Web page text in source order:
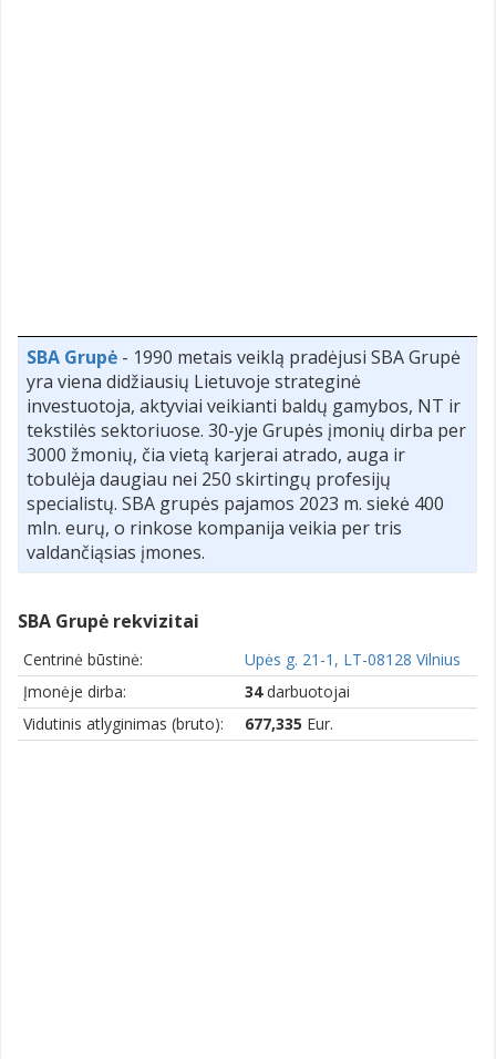
SBA Grupė - 1990 metais veiklą pradėjusi SBA Grupė
yra viena didžiausių Lietuvoje strateginė
investuotoja, aktyviai veikianti baldų gamybos, NT ir
tekstilės sektoriuose. 30-yje Grupės įmonių dirba per
3000 žmonių, čia vietą karjerai atrado, auga ir
tobulėja daugiau nei 250 skirtingų profesijų
specialistų. SBA grupės pajamos 2023 m. siekė 400
mln. eurų, o rinkose kompanija veikia per tris
valdančiąsias įmones.
SBA Grupė rekvizitai
Centrinė būstinė:
Upės g. 21-1, LT-08128 Vilnius
Įmonėje dirba:
34darbuotojai
Vidutinis atlyginimas (bruto):
677,335 Eur.